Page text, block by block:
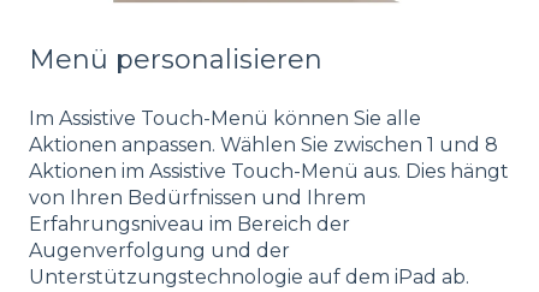
Menü personalisieren
Im Assistive Touch-Menü können Sie alle
Aktionen anpassen. Wählen Sie zwischen 1 und 8
Aktionen im Assistive Touch-Menü aus. Dies hängt
von Ihren Bedürfnissen und Ihrem
Erfahrungsniveau im Bereich der
Augenverfolgung und der
Unterstützungstechnologie auf dem iPad ab.